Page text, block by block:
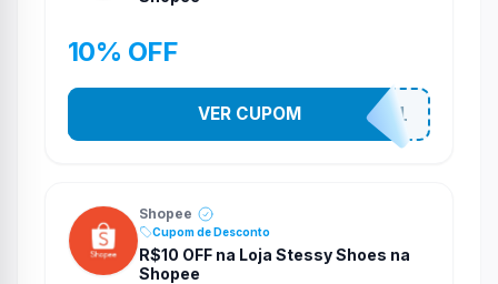
10% OFF
STES2541
VER CUPOM
Shopee
Cupom de Desconto
R$10 OFF na Loja Stessy Shoes na
Shopee